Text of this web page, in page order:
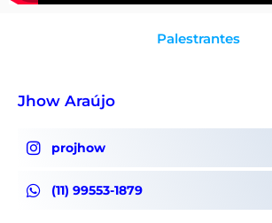
Palestrantes
Jhow Araújo
projhow
(11) 99553-1879